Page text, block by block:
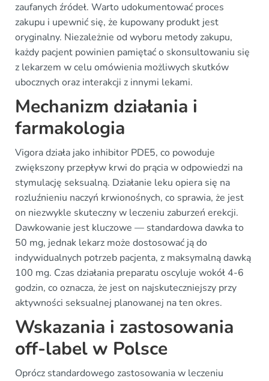
zaufanych źródeł. Warto udokumentować proces
zakupu i upewnić się, że kupowany produkt jest
oryginalny. Niezależnie od wyboru metody zakupu,
każdy pacjent powinien pamiętać o skonsultowaniu się
z lekarzem w celu omówienia możliwych skutków
ubocznych oraz interakcji z innymi lekami.
Mechanizm działania i
farmakologia
Vigora działa jako inhibitor PDE5, co powoduje
zwiększony przepływ krwi do prącia w odpowiedzi na
stymulację seksualną. Działanie leku opiera się na
rozluźnieniu naczyń krwionośnych, co sprawia, że jest
on niezwykle skuteczny w leczeniu zaburzeń erekcji.
Dawkowanie jest kluczowe — standardowa dawka to
50 mg, jednak lekarz może dostosować ją do
indywidualnych potrzeb pacjenta, z maksymalną dawką
100 mg. Czas działania preparatu oscyluje wokół 4-6
godzin, co oznacza, że jest on najskuteczniejszy przy
aktywności seksualnej planowanej na ten okres.
Wskazania i zastosowania
off-label w Polsce
Oprócz standardowego zastosowania w leczeniu